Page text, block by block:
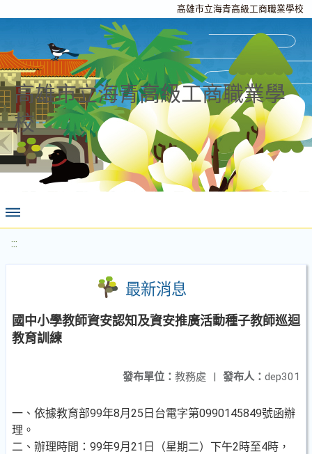
高雄市立海青高級工商職業學校
高雄市立海青高級工商職業學
校
:::
最新消息
國中小學教師資安認知及資安推廣活動種子教師巡迴
教育訓練
發布人： dep301
發布單位： 教務處 |
一、依據教育部99年8月25日台電字第0990145849號函辦
理。
二、辦理時間：99年9月21日（星期二）下午2時至4時，